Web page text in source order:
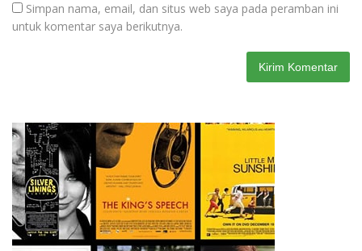
Simpan nama, email, dan situs web saya pada peramban ini
untuk komentar saya berikutnya.